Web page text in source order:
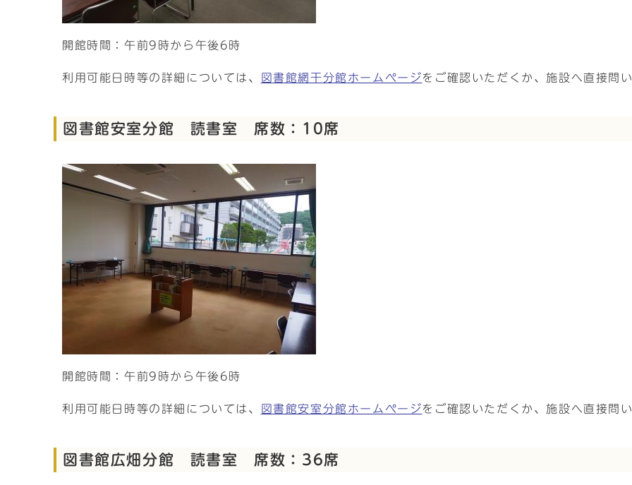
開館時間：午前9時から午後6時
利用可能日時等の詳細については、 図書館網干分館ホームページをご確認いただくか、施設へ直接問
図書館安室分館 読書室 席数：10席
開館時間：午前9時から午後6時
利用可能日時等の詳細については、 図書館安室分館ホームページをご確認いただくか、施設へ直接問
図書館広畑分館 読書室 席数：36席